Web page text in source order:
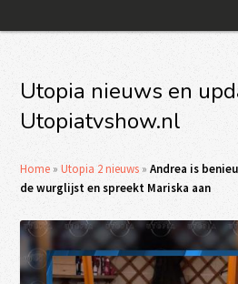
Utopia nieuws en
Utopiatvshow.nl
Home »Utopia 2 nieuws »Andrea is
de wurglijst en spreekt Mariska aan